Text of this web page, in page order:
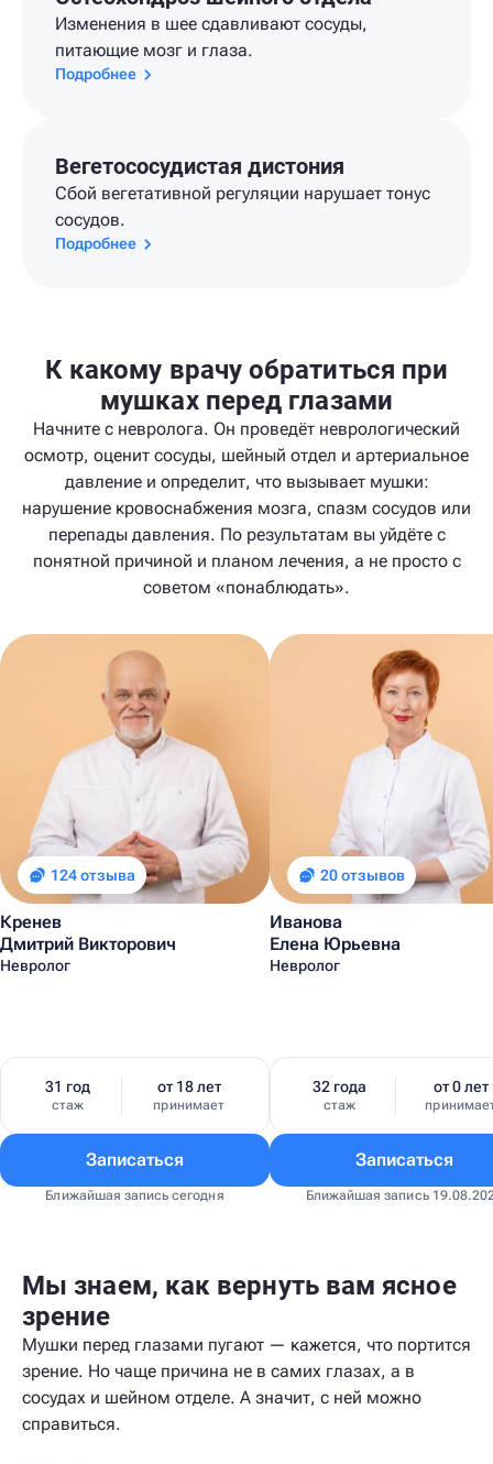
Изменения в шее сдавливают сосуды,
питающие мозг и глаза.
Подробнее
Вегетососудистая дистония
Сбой вегетативной регуляции нарушает тонус
сосудов.
Подробнее
К какому врачу обратиться при
мушках перед глазами
Начните с невролога. Он проведёт неврологический
осмотр, оценит сосуды, шейный отдел и артериальное
давление и определит, что вызывает мушки:
нарушение кровоснабжения мозга, спазм сосудов или
перепады давления. По результатам вы уйдёте с
понятной причиной и планом лечения, а не просто с
советом «понаблюдать».
124 отзыва
Кренев
Дмитрий Викторович
Невролог
31 год
стаж
от 18 лет
принимает
Записаться
Ближайшая запись сегодня
20 отзывов
Иванова
Елена Юрьевна
Невролог
32 года
стаж
от 0 лет
Записаться
Ближайшая запись
Мы знаем, как вернуть вам ясное
зрение
Мушки перед глазами пугают — кажется, что портится
зрение. Но чаще причина не в самих глазах, а в
сосудах и шейном отделе. А значит, с ней можно
справиться.